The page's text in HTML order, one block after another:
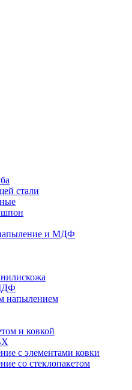
стали
шпон
и МДФ
напылением
и ковкой
с элементами ковки
со стеклопакетом